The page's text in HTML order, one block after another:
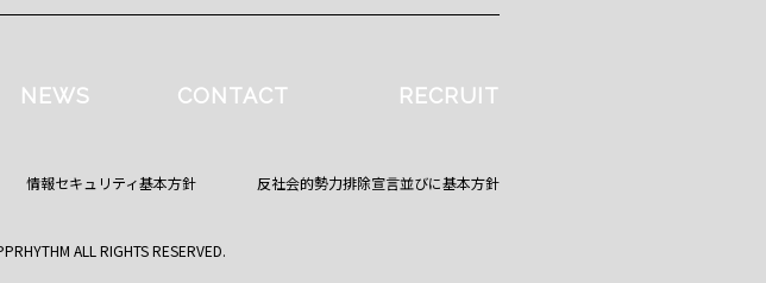
NEWS CONTACT RECRUIT
情報セキュリティ基本方針 反社会的勢力排除宣言並びに基本方針
ALL RIGHTS RESERVED.